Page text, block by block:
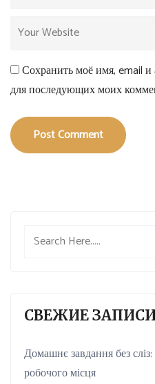
Сохранить моё имя, email и
для последующих моих
Post Comment
СВЕЖИЕ ЗАПИСИ
Домашнє завдання без сліз:
робочого місця